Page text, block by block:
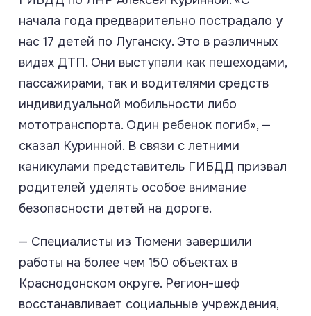
начала года предварительно пострадало у
нас 17 детей по Луганску. Это в различных
видах ДТП. Они выступали как пешеходами,
пассажирами, так и водителями средств
индивидуальной мобильности либо
мототранспорта. Один ребенок погиб», —
сказал Куринной. В связи с летними
каникулами представитель ГИБДД призвал
родителей уделять особое внимание
безопасности детей на дороге.
— Специалисты из Тюмени завершили
работы на более чем 150 объектах в
Краснодонском округе. Регион-шеф
восстанавливает социальные учреждения,